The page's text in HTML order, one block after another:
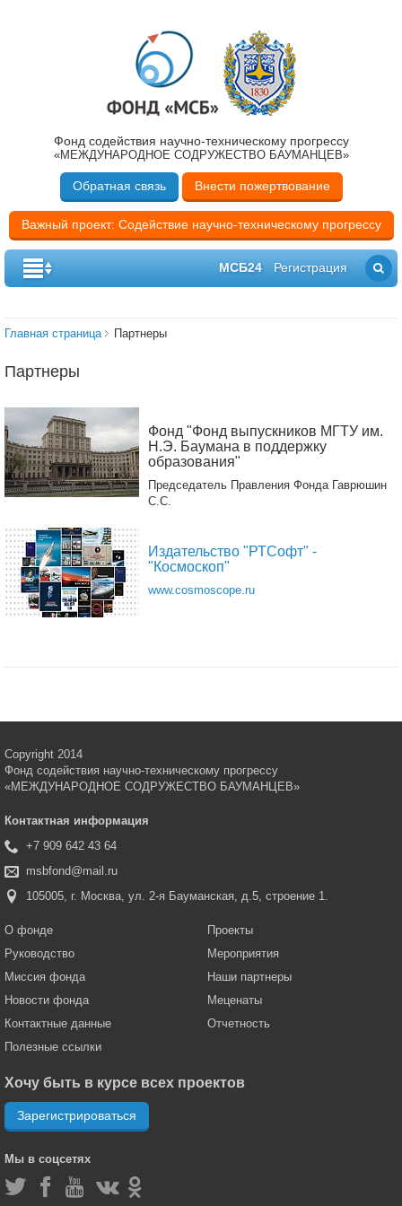
Фонд содействия научно-техническому прогрессу
«МЕЖДУНАРОДНОЕ СОДРУЖЕСТВО БАУМАНЦЕВ»
Обратная связь Внести пожертвование
Важный проект: Содействие научно-техническому прогрессу
МСБ24 Регистрация
Главная страница Партнеры
Партнеры
Фонд "Фонд выпускников МГТУ им.
Н.Э. Баумана в поддержку
образования"
Председатель Правления Фонда Гаврюшин
С.С.
Издательство "РТСофт" -
"Космоскоп"
www.cosmoscope.ru
Copyright 2014
Фонд содействия научно-техническому прогрессу
«МЕЖДУНАРОДНОЕ СОДРУЖЕСТВО БАУМАНЦЕВ»
Контактная информация
+7 909 642 43 64
msbfond@mail.ru
105005, г. Москва, ул. 2-я Бауманская, д.5, строение 1.
О фонде
Руководство
Миссия фонда
Новости фонда
Контактные данные
Полезные ссылки
Проекты
Мероприятия
Наши партнеры
Меценаты
Отчетность
Хочу быть в курсе всех проектов
Зарегистрироваться
Мы в соцсетях